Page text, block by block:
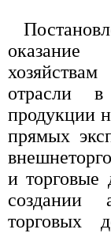
оказание
отрасли в
продукции
прямых
и торговые
создании